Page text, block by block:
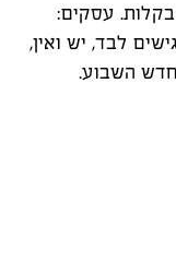
עסקים:
לבד, יש ואין,
חדש השבוע.